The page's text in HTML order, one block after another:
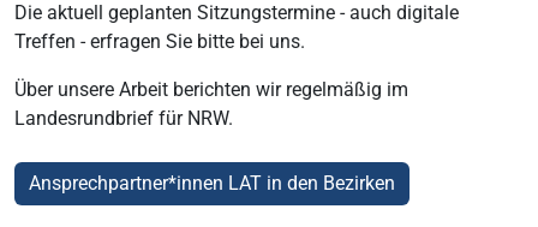
Die aktuell geplanten Sitzungstermine - auch digitale
Treffen - erfragen Sie bitte bei uns.
Über unsere Arbeit berichten wir regelmäßig im
Landesrundbrief für NRW.
Ansprechpartner*innen LAT in den Bezirken